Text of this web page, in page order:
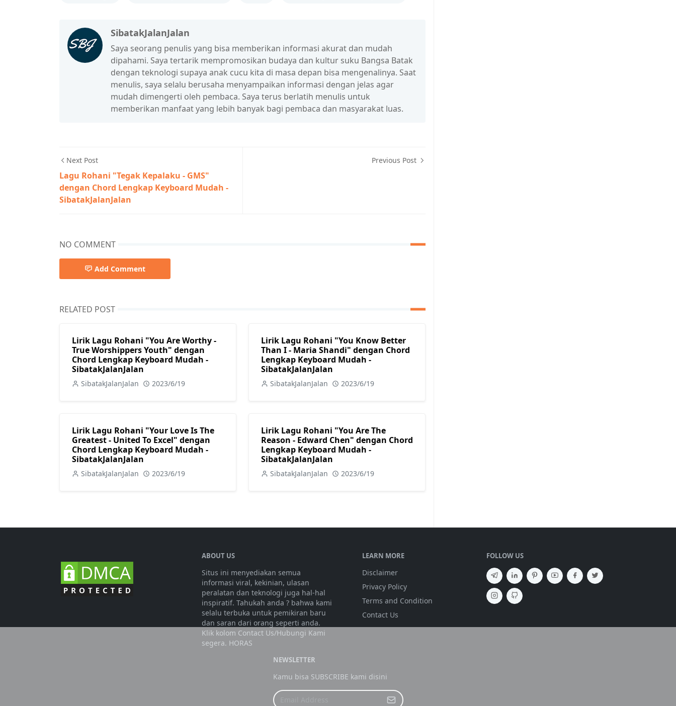
SibatakJalanJalan
Saya seorang penulis yang bisa memberikan informasi akurat dan mudah
dipahami. Saya tertarik mempromosikan budaya dan kultur suku Bangsa Batak
dengan teknologi supaya anak cucu kita di masa depan bisa mengenalinya. Saat
menulis, saya selalu berusaha menyampaikan informasi dengan jelas agar
mudah dimengerti oleh pembaca. Saya terus berlatih menulis untuk
memberikan manfaat yang lebih banyak bagi pembaca dan masyarakat luas.
Next Post
Lagu Rohani "Tegak Kepalaku - GMS"
dengan Chord Lengkap Keyboard Mudah -
SibatakJalanJalan
Previous Post
NO COMMENT
Add Comment
RELATED POST
Lirik Lagu Rohani "You Are Worthy -
True Worshippers Youth" dengan
Chord Lengkap Keyboard Mudah -
SibatakJalanJalan
SibatakJalanJalan 2023/6/19
Lirik Lagu Rohani "You Know Better
Than I - Maria Shandi" dengan Chord
Lengkap Keyboard Mudah -
SibatakJalanJalan
SibatakJalanJalan 2023/6/19
Lirik Lagu Rohani "Your Love Is The
Greatest - United To Excel" dengan
Chord Lengkap Keyboard Mudah -
SibatakJalanJalan
SibatakJalanJalan 2023/6/19
Lirik Lagu Rohani "You Are The
Reason - Edward Chen" dengan Chord
Lengkap Keyboard Mudah -
SibatakJalanJalan
SibatakJalanJalan 2023/6/19
ABOUT US
Situs ini menyediakan semua
informasi viral, kekinian, ulasan
peralatan dan teknologi juga hal-hal
inspiratif. Tahukah anda ? bahwa kami
selalu terbuka untuk pemikiran baru
dan saran dari orang seperti anda.
Klik kolom Contact Us/Hubungi Kami
segera. HORAS
LEARN MORE
Disclaimer
Privacy Policy
Terms and Condition
Contact Us
FOLLOW US
NEWSLETTER
Kamu bisa SUBSCRIBE kami disini